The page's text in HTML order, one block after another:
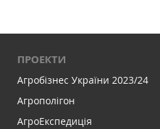
ПРОЕКТИ
Агробізнес України 2023/24
Агрополігон
АгроЕкспедиція